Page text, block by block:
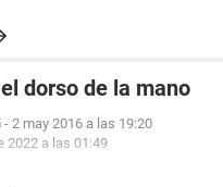
dorso de la mano
- 2 may 2016 a las 19:20
2022 a las 01:49